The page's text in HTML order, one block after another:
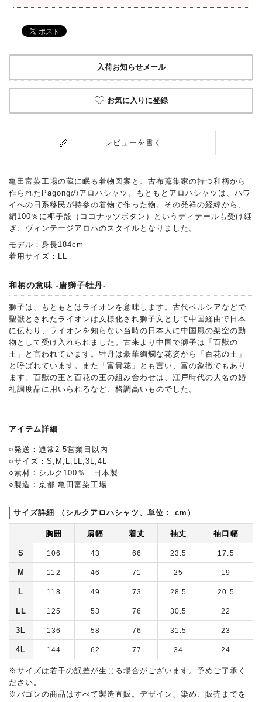
入荷お知らせメール
お気に入りに登録
レビューを書く
亀田富染工場の蔵に眠る着物図案と、古布蒐集家の持つ和柄から
作られたPagongのアロハシャツ。もともとアロハシャツは、ハワ
イへの日系移民が持参の着物で作った物。その発祥の経緯から、
絹100％に椰子殻（ココナッツボタン）というディテールも受け継
ぎ、ヴィンテージアロハのスタイルとなりました。
モデル：身長184cm
着用サイズ：LL
和柄の意味 -唐獅子牡丹-
獅子は、もともとはライオンを意味します。古代ペルシアなどで
聖獣とされたライオンは文様化され獅子文として中国経由で日本
に伝わり、ライオンを知らない当時の日本人に中国風の架空の動
物として受け入れられました。古来より中国で獅子は「百獣の
王」と言われています。牡丹は豪華絢爛な花姿から「百花の王」
と呼ばれています。また「富貴花」とも言い、富の象徴でもあり
ます。百獣の王と百花の王の組み合わせは、江戸時代の大名の婚
礼調度品に用いられるなど、格調高いものでした。
アイテム詳細
○発送：通常2-5営業日以内
○サイズ：S,M,L,LL,3L,4L
○素材：シルク100％ 日本製
○製造：京都 亀田富染工場
サイズ詳細 （シルクアロハシャツ、単位： cm）
胸囲 肩幅 着丈 袖丈 袖口幅
S 106 43 66 23.5 17.5
M 112 46 71 25 19
L 118 49 73 28.5 20.5
LL 125 53 76 30.5 22
3L 136 58 76 31.5 23
4L 144 62 77 34 24
※サイズは若干の誤差が生じる場合がございます。予めご了承く
ださい。
※パゴンの商品はすべて製造直販。デザイン、染め、販売までを